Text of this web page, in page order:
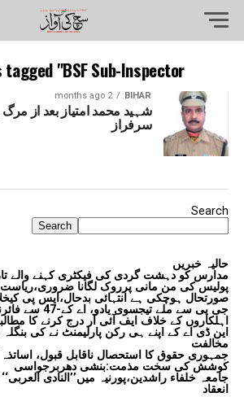
"BSF Sub-Inspector"
BIHAR
2 months ago
شہید محمد امتیاز بعد از
سرفراز
Search
Search
حالیہ خبریں
مدارس کو دہشت گردی کی فیکٹری کہنے والے
پولیس کی من مانی پرروک لگانا
صورتحال ہوچکی ہے انتہائی بدحال،ایس پی
جی پی سے ملے
اہلکاروں کے خلاف ایف آئی آر درج کرنے کا
این ڈی اے کے اپنے ہی رکن پارلیمنٹ نے کی
مخالفت
جمہوری حقوق کا استحصال ناقابل قبول، اساتذہ
کوشش کی سخت مذمت:بنشی دھربرجواسی
جامعہ خلفاء راشدین،پورنیہ میں’’النادی
انعقاد